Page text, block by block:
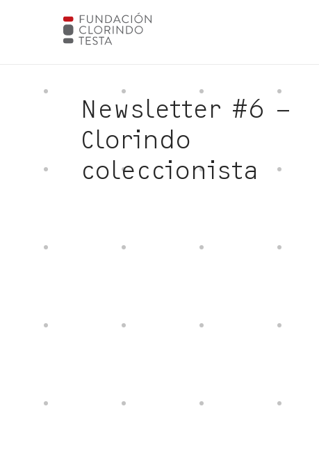
Newsletter #6 –
Clorindo
coleccionista